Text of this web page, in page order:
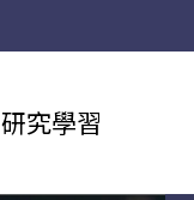
研究學習